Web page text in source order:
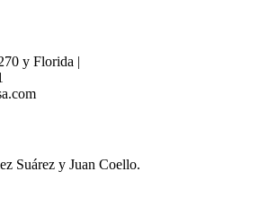
y Florida |
Suárez y Juan Coello.